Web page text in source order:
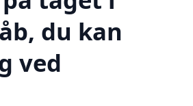
du kan
ved